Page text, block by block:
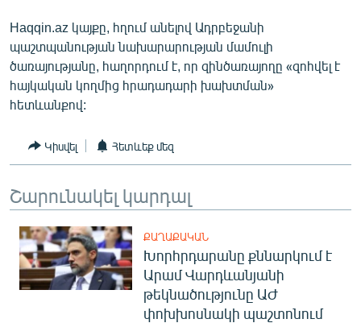
ՏԱՐԱԾԱՇՐՋԱՆ
ՄԻՋԱԶԳԱՅԻՆ
ՄՇԱԿՈՒՅԹ
ՍՊՈՐՏ
ՄԵԿՆԱԲԱՆՈՒԹՅՈՒՆ
ՏՏ ԵՒ ԻՆՏԵՐՆԵՏ
ԿՈՐՈՆԱՎԻՐՈՒՍ
ԱՐԽԻՎ
ՏԵՍԱՆՅՈՒԹԵՐ
ԲԱՆԱՎԵՃ
ՁԳՏԵԼՈՎ ԼԱՎԱԳՈՒՅՆԻՆ
Haqqin.az կայքը, հղում անելով Ադրբեջանի
պաշտպանության նախարարության մամուլի
ծառայությանը, հաղորդում է, որ զինծառայողը «զոհվել է
հայկական կողմից հրադադարի խախտման»
հետևանքով:
Կիսվել Հետևեք մեզ
Շարունակել կարդալ
ՔԱՂԱՔԱԿԱՆ
Խորհրդարանը քննարկում է
Արամ Վարդևանյանի
թեկնածությունը ԱԺ
փոխխոսնակի պաշտոնում